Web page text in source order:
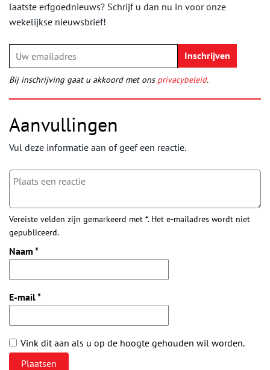
laatste erfgoednieuws? Schrijf u dan nu in voor onze
wekelijkse nieuwsbrief!
Bij inschrijving gaat u akkoord met ons privacybeleid.
Aanvullingen
Vul deze informatie aan of geef een reactie.
Vereiste velden zijn gemarkeerd met *. Het e-mailadres wordt niet
gepubliceerd.
Naam *
E-mail*
Vink dit aan als u op de hoogte gehouden wil worden.